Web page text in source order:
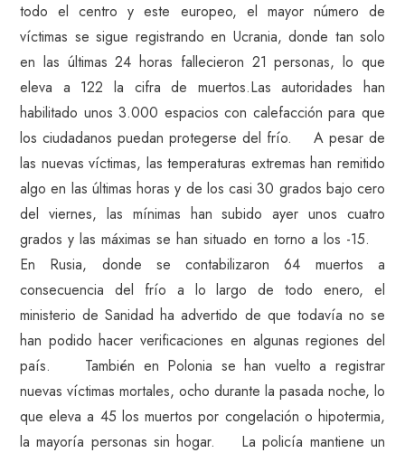
todo el centro y este europeo, el mayor número de
víctimas se sigue registrando en Ucrania, donde tan solo
en las últimas 24 horas fallecieron 21 personas, lo que
eleva a 122 la cifra de muertos.Las autoridades han
habilitado unos 3.000 espacios con calefacción para que
los ciudadanos puedan protegerse del frío. A pesar de
las nuevas víctimas, las temperaturas extremas han remitido
algo en las últimas horas y de los casi 30 grados bajo cero
del viernes, las mínimas han subido ayer unos cuatro
grados y las máximas se han situado en torno a los -15.
En Rusia, donde se contabilizaron 64 muertos a
consecuencia del frío a lo largo de todo enero, el
ministerio de Sanidad ha advertido de que todavía no se
han podido hacer verificaciones en algunas regiones del
país. También en Polonia se han vuelto a registrar
nuevas víctimas mortales, ocho durante la pasada noche, lo
que eleva a 45 los muertos por congelación o hipotermia,
la mayoría personas sin hogar. La policía mantiene un